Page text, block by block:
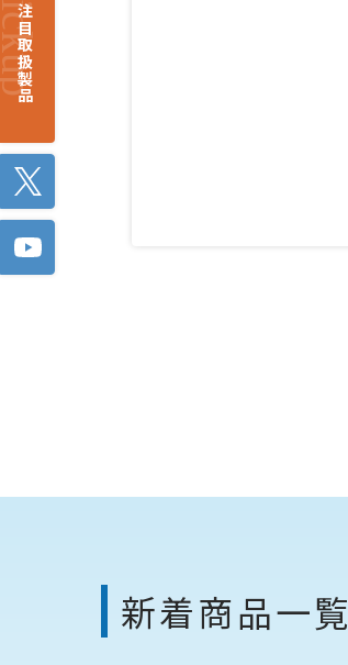
新着商品一覧
注目取扱製品